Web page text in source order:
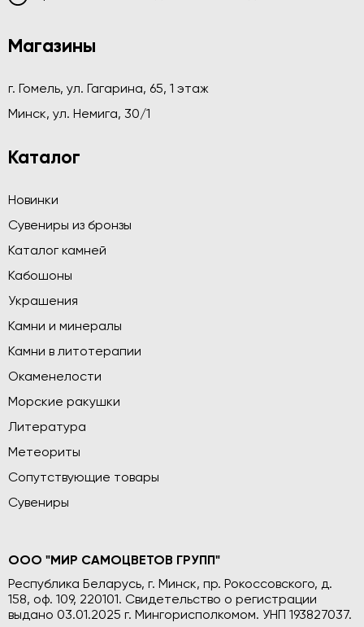
Магазины
г. Гомель, ул. Гагарина, 65, 1 этаж
Минск, ул. Немига, 30/1
Каталог
Новинки
Сувениры из бронзы
Каталог камней
Кабошоны
Украшения
Камни и минералы
Камни в литотерапии
Окаменелости
Морские ракушки
Литература
Метеориты
Сопутствующие товары
Сувениры
ООО "МИР САМОЦВЕТОВ ГРУПП"
Республика Беларусь, г. Минск, пр. Рокоссовского, д.
158, оф. 109, 220101. Свидетельство о регистрации
выдано 03.01.2025 г. Мингорисполкомом. УНП 193827037.